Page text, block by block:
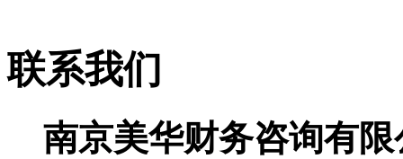
联系我们
南京美华财务咨询有限